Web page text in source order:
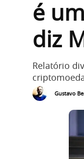
é
diz
Relatório
Gustavo